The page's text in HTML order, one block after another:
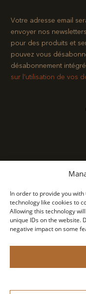
In order to provide you
technology like cookies to
Allowing this technology
unique IDs on the website.
negative impact on some
Votre adresse email
envoyer nos
pour des produits et
pouvez vous
désabonnement
sur l’utilisation de vos
Monin